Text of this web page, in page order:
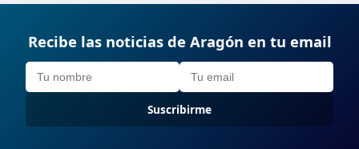
Recibe las noticias de Aragón en tu email
Suscribirme